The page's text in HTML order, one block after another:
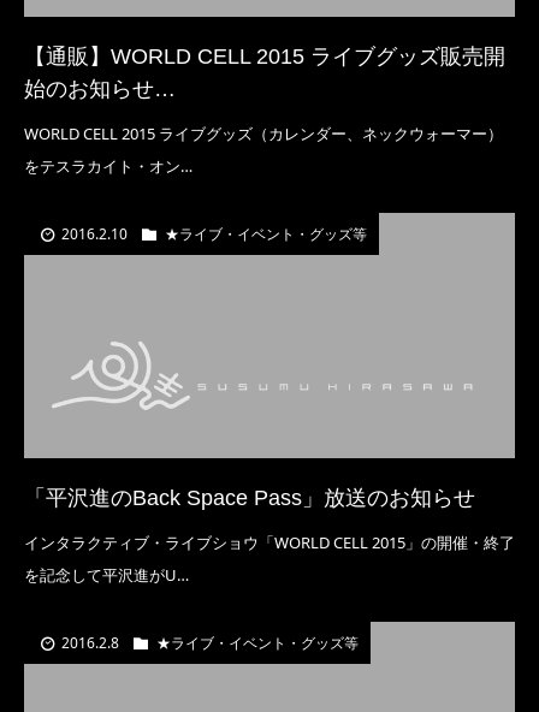
【通販】WORLD CELL 2015 ライブグッズ販売開
始のお知らせ…
WORLD CELL 2015 ライブグッズ（カレンダー、ネックウォーマー）
をテスラカイト・オン…
2016.2.10 ★ライブ・イベント・グッズ等
「平沢進のBack Space Pass」放送のお知らせ
インタラクティブ・ライブショウ「WORLD CELL 2015」の開催・終了
を記念して平沢進がU…
2016.2.8 ★ライブ・イベント・グッズ等